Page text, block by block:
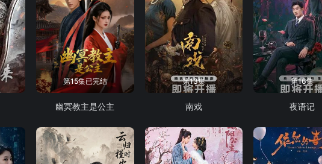
第15集已完结
幽冥教主是公主
第13集
南戏
第16集
夜语记